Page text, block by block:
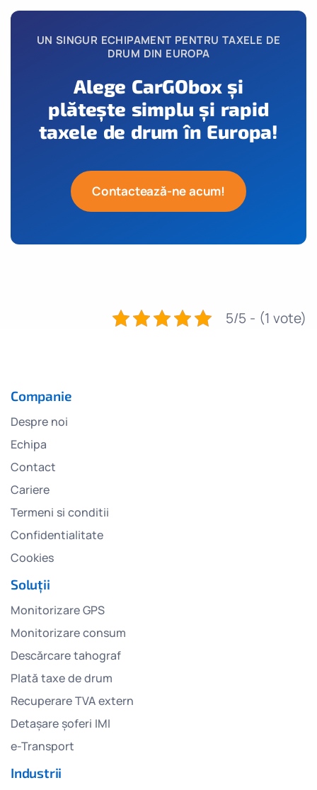
UN SINGUR ECHIPAMENT PENTRU TAXELE DE
DRUM DIN EUROPA
Alege CarGObox și
plătește simplu și rapid
taxele de drum în Europa!
Contactează-ne acum!
5/5 - (1 vote)
Companie
Despre noi
Echipa
Contact
Cariere
Termeni si conditii
Confidentialitate
Cookies
Soluții
Monitorizare GPS
Monitorizare consum
Descărcare tahograf
Plată taxe de drum
Recuperare TVA extern
Detașare șoferi IMI
e-Transport
Industrii